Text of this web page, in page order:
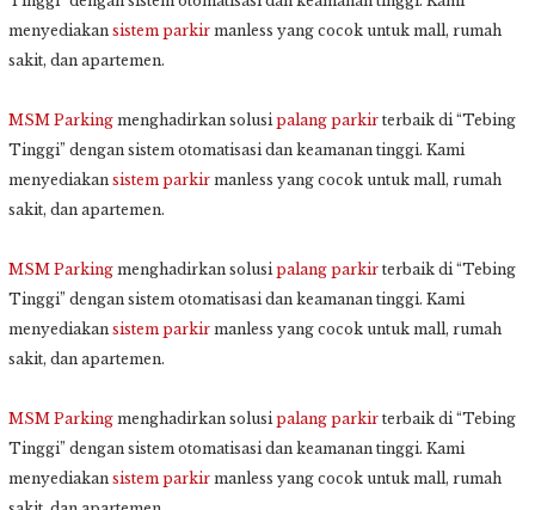
menyediakan sistem parkir manless yang cocok untuk mall, rumah
sakit, dan apartemen.
MSM Parking menghadirkan solusi palang parkir terbaik di “Tebing
Tinggi” dengan sistem otomatisasi dan keamanan tinggi. Kami
menyediakan sistem parkir manless yang cocok untuk mall, rumah
sakit, dan apartemen.
MSM Parking menghadirkan solusi palang parkir terbaik di “Tebing
Tinggi” dengan sistem otomatisasi dan keamanan tinggi. Kami
menyediakan sistem parkir manless yang cocok untuk mall, rumah
sakit, dan apartemen.
MSM Parking menghadirkan solusi palang parkir terbaik di “Tebing
Tinggi” dengan sistem otomatisasi dan keamanan tinggi. Kami
menyediakan sistem parkir manless yang cocok untuk mall, rumah